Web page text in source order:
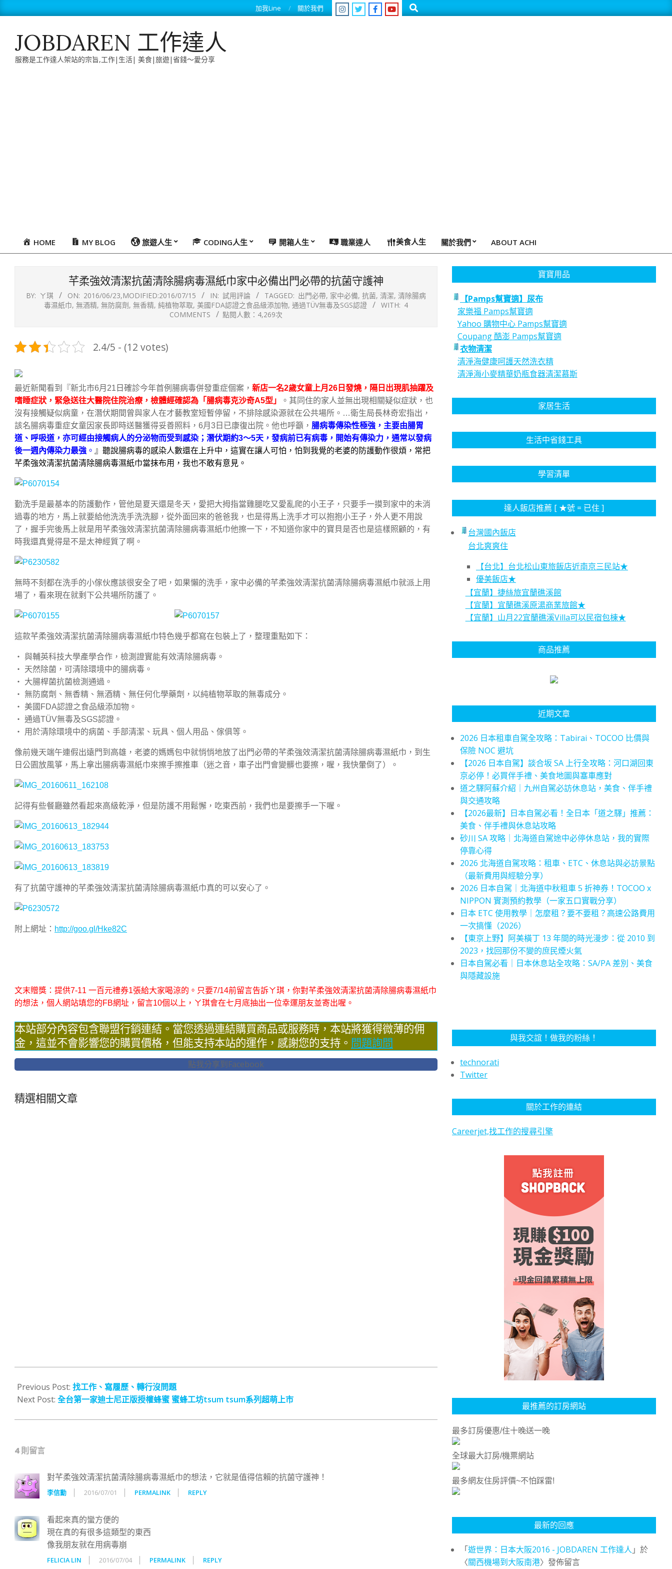
to
加我Line 關於我們 Search
JOBDAREN 工作達人
服務是工作達人架站的宗旨,工作|生活| 美食|旅遊|省錢～愛分享
PrimaryHOME MY BLOG 旅遊人生 CODING人生 開箱人生 職業達人 美食人生 關於我們 ABOUT ACHI
芊柔強效清潔抗菌清除腸病毒濕紙巾家中必備出門必帶的抗菌守護神
BY: ㄚ琪 ON: 2016/06/23,MODIFIED:2016/07/15 IN: 試用評論 TAGGED: 出門必帶, 家中必備, 抗菌, 清潔, 清除腸病
毒濕紙巾, 無酒精, 無防腐劑, 無香精, 純植物萃取, 美國FDA認證之食品級添加物, 通過TÜV無毒及SGS認證 WITH: 4
COMMENTS
點閱人數：4,269次
2.4/5 - (12 votes)
最近新聞看到『新北市6月21日確診今年首例腸病毒併發重症個案， 新店一名2歲女童上月26日發燒，隔日出現肌抽躍及
嗜睡症狀，緊急送往大醫院住院治療，檢體經確認為「腸病毒克沙奇A5型」
。其同住的家人並無出現相關疑似症狀，也
沒有接觸疑似病童，在潛伏期間曾與家人在才藝教室短暫停留，不排除感染源就在公共場所。…衛生局長林奇宏指出，
該名腸病毒重症女童因家長即時送醫獲得妥善照料，6月3日已康復出院。他也呼籲， 腸病毒傳染性極強，主要由腸胃
道、呼吸道，亦可經由接觸病人的分泌物而受到感染；潛伏期約3～5天，發病前已有病毒，開始有傳染力，通常以發病
後一週內傳染力最強 。 』聽說腸病毒的感染人數還在上升中，這實在讓人可怕，怕到我覺的老婆的防護動作很煩，常把
芊柔強效清潔抗菌清除腸病毒濕紙巾當抹布用， 我也不敢有意見。
勤洗手是最基本的防護動作，管他是夏天還是冬天，愛把大拇指當雞腿吃又愛亂爬的小王子，只要手一摸到家中的未消
過毒的地方，馬上就要給他洗洗手洗洗腳，從外面回來的爸爸我，也是得馬上洗手才可以抱抱小王子，外人更不用說
了，握手完後馬上就是用芊柔強效清潔抗菌清除腸病毒濕紙巾他擦一下，不知道你家中的寶貝是否也是這樣照顧的，有
時我還真覺得是不是太神經質了啊。
無時不刻都在洗手的小傢伙應該很安全了吧，如果懶的洗手，家中必備的芊柔強效清潔抗菌清除腸病毒濕紙巾就派上用
場了，看來現在就剩下公共場所防護了。
這款芊柔強效清潔抗菌清除腸病毒濕紙巾特色幾乎都寫在包裝上了，整理重點如下：
‧ 與輔英科技大學產學合作，檢測證實能有效清除腸病毒。
‧ 天然除菌，可清除環境中的腸病毒。
‧ 大腸桿菌抗菌檢測通過。
‧ 無防腐劑、無香精、無酒精、無任何化學藥劑，以純植物萃取的無毒成分。
‧ 美國FDA認證之食品級添加物。
‧ 通過TÜV無毒及SGS認證。
‧ 用於清除環境中的病菌、手部清潔、玩具、個人用品、傢俱等。
像前幾天端午連假出遠門到高雄，老婆的媽媽包中就悄悄地放了出門必帶的芊柔強效清潔抗菌清除腸病毒濕紙巾，到生
日公園放風箏，馬上拿出腸病毒濕紙巾來擦手擦推車（迷之音，車子出門會變髒也要擦，喔，我快暈倒了）。
記得有些餐廳雖然看起來高級乾淨，但是防護不用鬆懈，吃東西前，我們也是要擦手一下喔。
有了抗菌守護神的芊柔強效清潔抗菌清除腸病毒濕紙巾真的可以安心了。
附上網址： http://goo.gl/Hke82C
文末贈獎：提供7-11 一百元禮券1張給大家喝涼的。只要7/14前留言告訴ㄚ琪，你對芊柔強效清潔抗菌清除腸病毒濕紙巾
的想法，個人網站填您的FB網址，留言10個以上，ㄚ琪會在七月底抽出一位幸運朋友並寄出喔。
本站部分內容包含聯盟行銷連結。當您透過連結購買商品或服務時，本站將獲得微薄的佣
金，這並不會影響您的購買價格，但能支持本站的運作，感謝您的支持。 問題詢問
點我分享到Facebook
精選相關文章
06-
23
Previous Post: 找工作、寫履歷、轉行沒問題
Next Post: 全台第一家迪士尼正版授權蜂蜜 蜜蜂工坊tsum tsum系列超萌上市
4 則留言
對芊柔強效清潔抗菌清除腸病毒濕紙巾的想法，它就是值得信賴的抗菌守護神！
李信勳 2016/07/01 PERMALINK REPLY
看起來真的蠻方便的
現在真的有很多這類型的東西
像我朋友就在用病毒崩
FELICIA LIN 2016/07/04 PERMALINK REPLY
寶寶用品
【Pamps幫寶適】尿布
家樂福 Pamps幫寶適
Yahoo 購物中心 Pamps幫寶適
Coupang 酷澎 Pamps幫寶適
衣物清潔
清淨海健康呵護天然洗衣精
清淨海小麥精華奶瓶食器清潔慕斯
家居生活
生活中省錢工具
學習清單
達人飯店推薦 [ ★號 = 已住 ]
台灣國內飯店
台北爽爽住
【台北】台北松山東旅飯店近南京三民站★
優美飯店★
【宜蘭】捷絲旅宜蘭礁溪館
【宜蘭】宜蘭礁溪原湯商業旅館★
【宜蘭】山月22宜蘭礁溪Villa可以民宿包棟★
商品推薦
近期文章
2026 日本租車自駕全攻略：Tabirai、TOCOO 比價與
保險 NOC 避坑
【2026 日本自駕】談合坂 SA 上行全攻略：河口湖回東
京必停！必買伴手禮、美食地圖與塞車應對
道之驛阿蘇介紹｜九州自駕必訪休息站，美食、伴手禮
與交通攻略
【2026最新】日本自駕必看！全日本「道之驛」推薦：
美食、伴手禮與休息站攻略
砂川 SA 攻略｜北海道自駕途中必停休息站，我的實際
停靠心得
2026 北海道自駕攻略：租車、ETC、休息站與必訪景點
（最新費用與經驗分享）
2026 日本自駕｜北海道中秋租車 5 折神券！TOCOO x
NIPPON 實測預約教學（一家五口實戰分享）
日本 ETC 使用教學｜怎麼租？要不要租？高速公路費用
一次搞懂（2026）
【東京上野】阿美橫丁 13 年間的時光漫步：從 2010 到
2023，找回那份不變的庶民煙火氣
日本自駕必看｜日本休息站全攻略：SA/PA 差別、美食
與隱藏設施
與我交誼！做我的粉絲！
technorati
Twitter
關於工作的連結
Careerjet,找工作的搜尋引擎
最推薦的訂房網站
最多訂房優惠/住十晚送一晚
全球最大訂房/機票網站
最多網友住房評價~不怕踩雷!
最新的回應
「遊世界：日本大阪2016 - JOBDAREN 工作達人 」於
〈關西機場到大阪南港〉發佈留言